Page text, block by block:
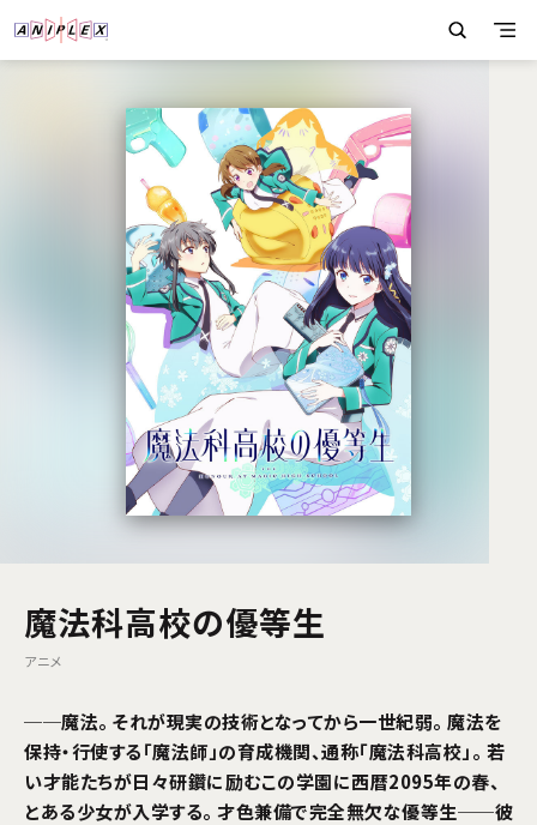
魔法科高校の優等生
アニメ
──魔法。 それが現実の技術となってから一世紀弱。 魔法を
保持・行使する「魔法師」の育成機関、通称「魔法科高校」。 若
い才能たちが日々研鑽に励むこの学園に西暦2095年の春、
とある少女が入学する。 才色兼備で完全無欠な優等生──彼